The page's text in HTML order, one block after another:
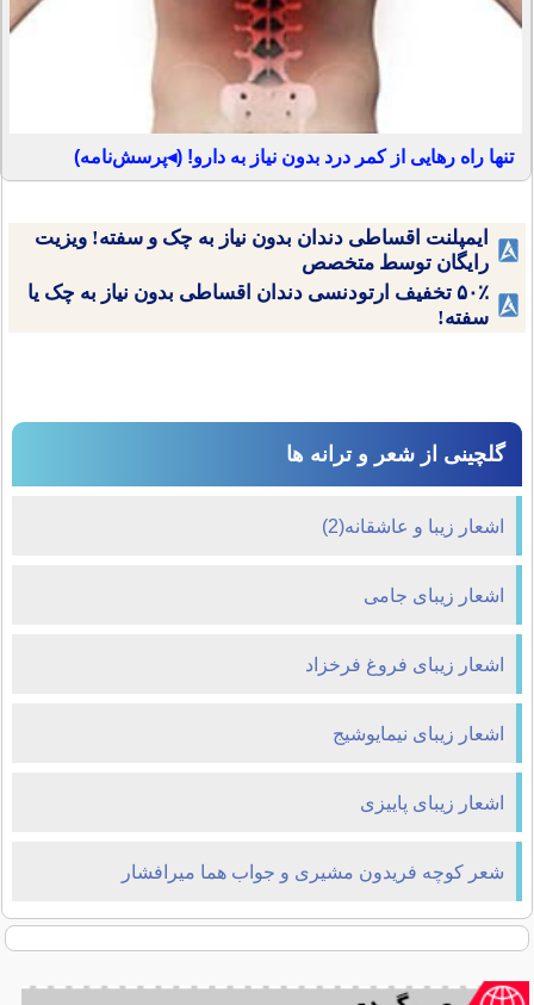
تنها راه رهایی از کمر درد بدون نیاز به دارو! (◂پرسش‌نامه)
ایمپلنت اقساطی دندان بدون نیاز به چک و سفته! ویزیت
رایگان توسط متخصص
۵۰٪ تخفیف ارتودنسی دندان اقساطی بدون نیاز به چک یا
سفته!
گلچینی از شعر و ترانه ها
اشعار زیبا و عاشقانه(2)
اشعار زیبای جامی
اشعار زیبای فروغ فرخزاد
اشعار زیبای نیمایوشیج
اشعار زیبای پاییزی
شعر کوچه فریدون مشیری و جواب هما میرافشار